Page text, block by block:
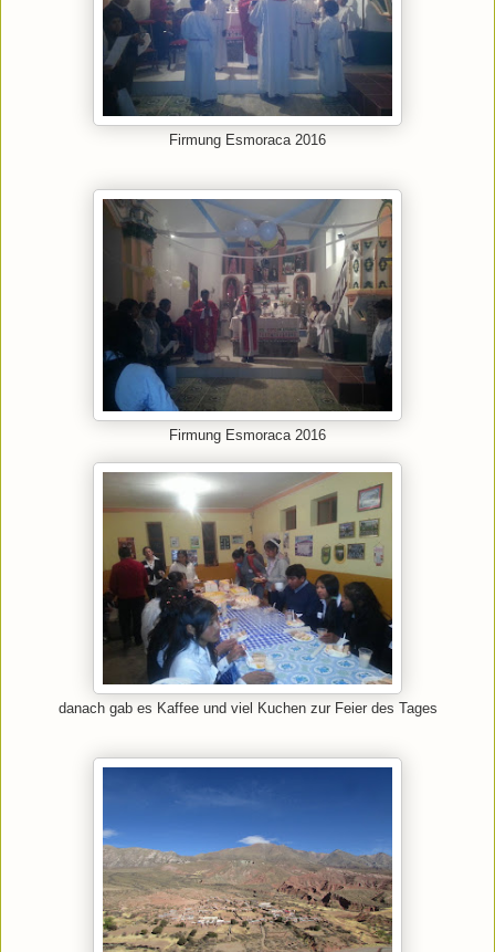
Firmung Esmoraca 2016
Firmung Esmoraca 2016
danach gab es Kaffee und viel Kuchen zur Feier des Tages